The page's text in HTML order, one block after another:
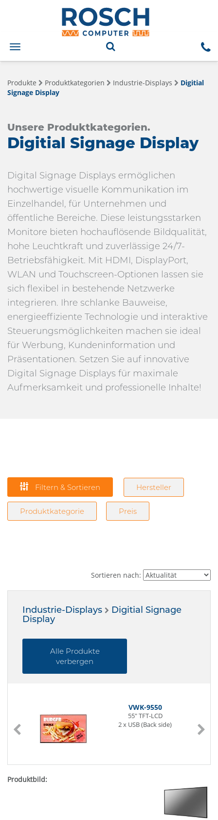
Toggle
navigation
Produkte Produktkategorien Industrie-Displays
Digitial
Signage Display
Unsere Produktkategorien.
Digitial Signage Display
Digital Signage Displays ermöglichen
hochwertige visuelle Kommunikation im
Einzelhandel, für Unternehmen und
öffentliche Bereiche. Diese leistungsstarken
Monitore bieten hochauflösende Bildqualität,
hohe Leuchtkraft und zuverlässige 24/7-
Betriebsfähigkeit. Mit HDMI, DisplayPort,
WLAN und Touchscreen-Optionen lassen sie
sich flexibel in bestehende Netzwerke
integrieren. Ihre schlanke Bauweise,
energieeffiziente Technologie und interaktive
Steuerungsmöglichkeiten machen sie ideal
für Werbung, Kundeninformation und
Präsentationen. Setzen Sie auf innovative
Digital Signage Displays für maximale
Aufmerksamkeit und professionelle Inhalte!
Filtern & Sortieren Hersteller
Produktkategorie Preis
Sortieren nach:
Industrie-Displays
Digitial Signage
Display
Alle Produkte
verbergen
VWK-9550
55" TFT-LCD
2 x USB (Back side)